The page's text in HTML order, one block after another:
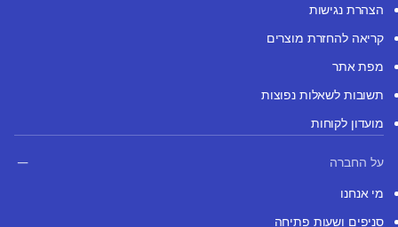
הצהרת נגישות
קריאה להחזרת מוצרים
מפת אתר
תשובות לשאלות נפוצות
מועדון לקוחות
על החברה
מי אנחנו
סניפים ושעות פתיחה